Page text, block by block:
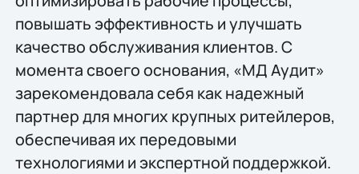
повышать эффективность и улучшать
качество обслуживания клиентов. С
момента своего основания, «МД Аудит»
зарекомендовала себя как надежный
партнер для многих крупных ритейлеров,
обеспечивая их передовыми
технологиями и экспертной поддержкой.